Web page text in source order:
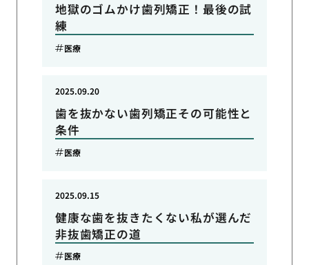
地獄のゴムかけ歯列矯正！最後の試
練
医療
歯を抜かない歯列矯正その可能性と
条件
2025.09.20
医療
健康な歯を抜きたくない私が選んだ
非抜歯矯正の道
2025.09.15
医療